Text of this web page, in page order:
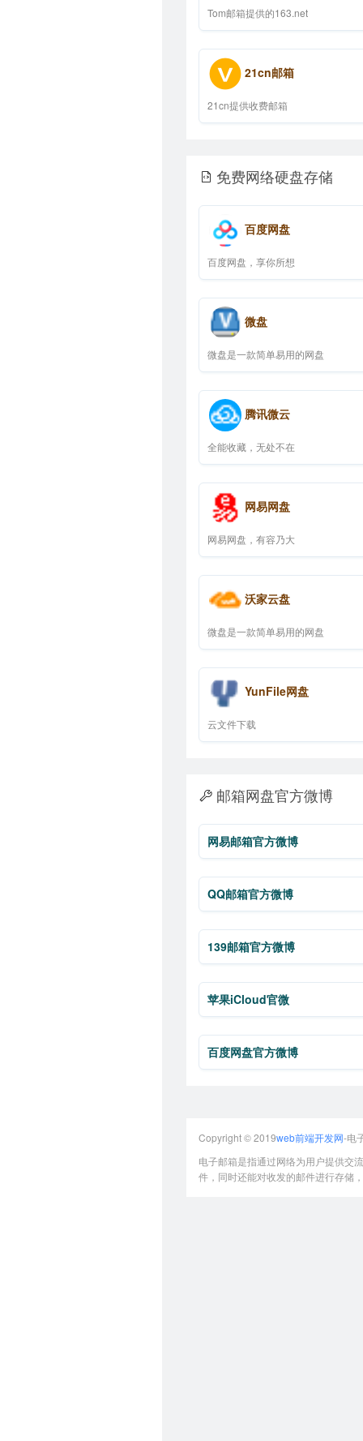
Tom邮箱提供的163.net
21cn邮箱
21cn提供收费邮箱
免费网络硬盘存储
百度网盘
百度网盘，享你所想
微盘
微盘是一款简单易用的网盘
腾讯微云
全能收藏，无处不在
网易网盘
网易网盘，有容乃大
沃家云盘
微盘是一款简单易用的网盘
YunFile网盘
云文件下载
邮箱网盘官方微博
网易邮箱官方微博
QQ邮箱官方微博
139邮箱官方微博
苹果iCloud官微
百度网盘官方微博
Copyright © 2019web前端开发网-电
电子邮箱是指通过网络为用户提供交
件，同时还能对收发的邮件进行存储